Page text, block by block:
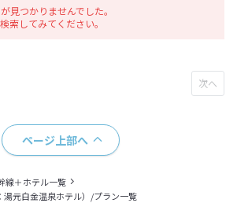
見つかりませんでした。
索してみてください。
ページ上部へ
線＋ホテル一覧
元白金温泉ホテル）/プラン一覧